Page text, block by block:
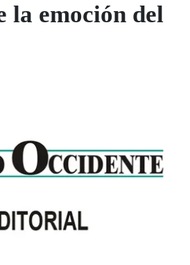
la emoción del